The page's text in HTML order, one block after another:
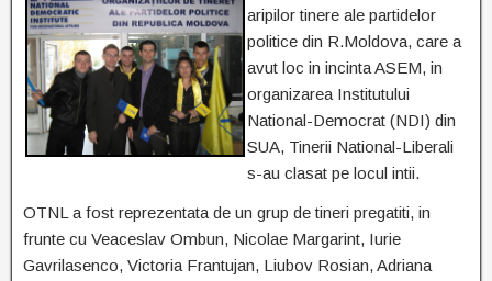
aripilor tinere ale partidelor
politice din R.Moldova, care a
avut loc in incinta ASEM, in
organizarea Institutului
National-Democrat (NDI) din
SUA, Tinerii National-Liberali
s-au clasat pe locul intii.
OTNL a fost reprezentata de un grup de tineri pregatiti, in
frunte cu Veaceslav Ombun, Nicolae Margarint, Iurie
Gavrilasenco, Victoria Frantujan, Liubov Rosian, Adriana